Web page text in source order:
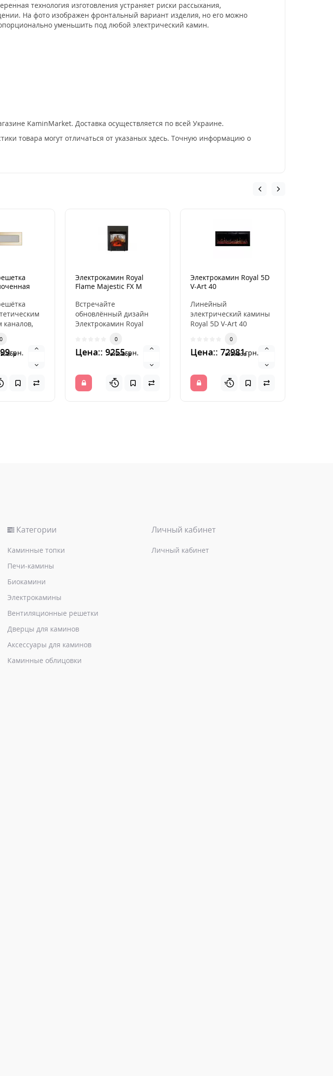
технология изготовления устраняет риски рассыхания,
На фото изображен фронтальный вариант изделия, но его можно
уменьшить под любой электрический камин.
KaminMarket. Доставка осуществляется по всей Украине.
товара могут отличаться от указаных здесь. Точную информацию о
каналов,
из
0
грн.
Электрокамин Royal
Flame Majestic FX M
Встречайте
обновлённый дизайн
Электрокамин Royal
Black Зеркальное
внутренне..
0
отзывов
Цена:: 9255грн.
Электрокамин Royal 5D
V-Art 40
Линейный
электрический камины
Royal 5D V-Art 40
рынке Украины Серия
V-A..
0
отзывов
Цена:: 72981грн.
Категории
Каминные топки
Печи-камины
Биокамини
Электрокамины
Вентиляционные решетки
Дверцы для каминов
Аксессуары для каминов
Каминные облицовки
Личный кабинет
Личный кабинет